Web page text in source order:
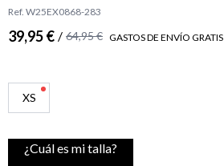
Ref. W25EX0868-283
39,95 € / 64,95 € GASTOS DE ENVÍO GRATIS
XS
¿Cuál es mi talla?